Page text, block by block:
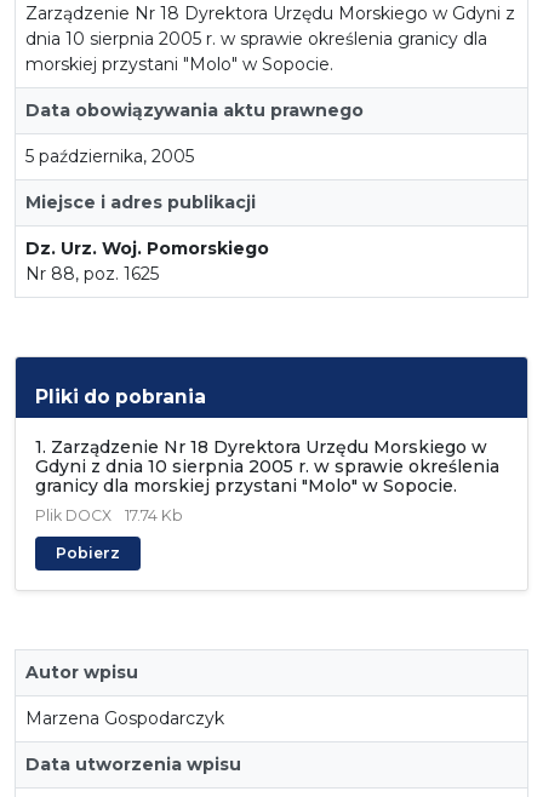
Zarządzenie Nr 18 Dyrektora Urzędu Morskiego w Gdyni z
dnia 10 sierpnia 2005 r. w sprawie określenia granicy dla
morskiej przystani "Molo" w Sopocie.
Data obowiązywania aktu prawnego
5 października, 2005
Miejsce i adres publikacji
Dz. Urz. Woj. Pomorskiego
Nr 88, poz. 1625
Pliki do pobrania
1. Zarządzenie Nr 18 Dyrektora Urzędu Morskiego w
Gdyni z dnia 10 sierpnia 2005 r. w sprawie określenia
granicy dla morskiej przystani "Molo" w Sopocie.
Plik DOCX 17.74 Kb
Pobierz
Autor wpisu
Marzena Gospodarczyk
Data utworzenia wpisu